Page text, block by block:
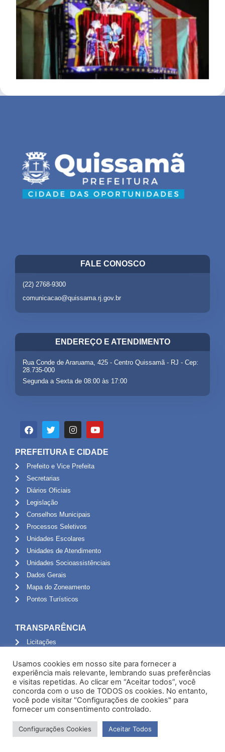
FALE CONOSCO
(22) 2768-9300
comunicacao@quissama.rj.gov.br
ENDEREÇO E ATENDIMENTO
Rua Conde de Araruama, 425 - Centro Quissamã - RJ - Cep:
28.735-000
Segunda a Sexta de 08:00 às 17:00
PREFEITURA E CIDADE
Prefeito e Vice Prefeita
Secretarias
Diários Oficiais
Legislação
Conselhos Municipais
Processos Seletivos
Unidades Escolares
Unidades de Atendimento
Unidades Socioassistênciais
Dados Gerais
Mapa do Zoneamento
Pontos Turísticos
TRANSPARÊNCIA
Licitações
RGF
RREO
PPA
LOA
LDO
Receitas
Despesas
Usamos cookies em nosso site para fornecer a
experiência mais relevante, lembrando suas preferências
e visitas repetidas. Ao clicar em “Aceitar todos”, você
concorda com o uso de TODOS os cookies. No entanto,
você pode visitar "Configurações de cookies" para
fornecer um consentimento controlado.
Configurações Cookies Aceitar Todos